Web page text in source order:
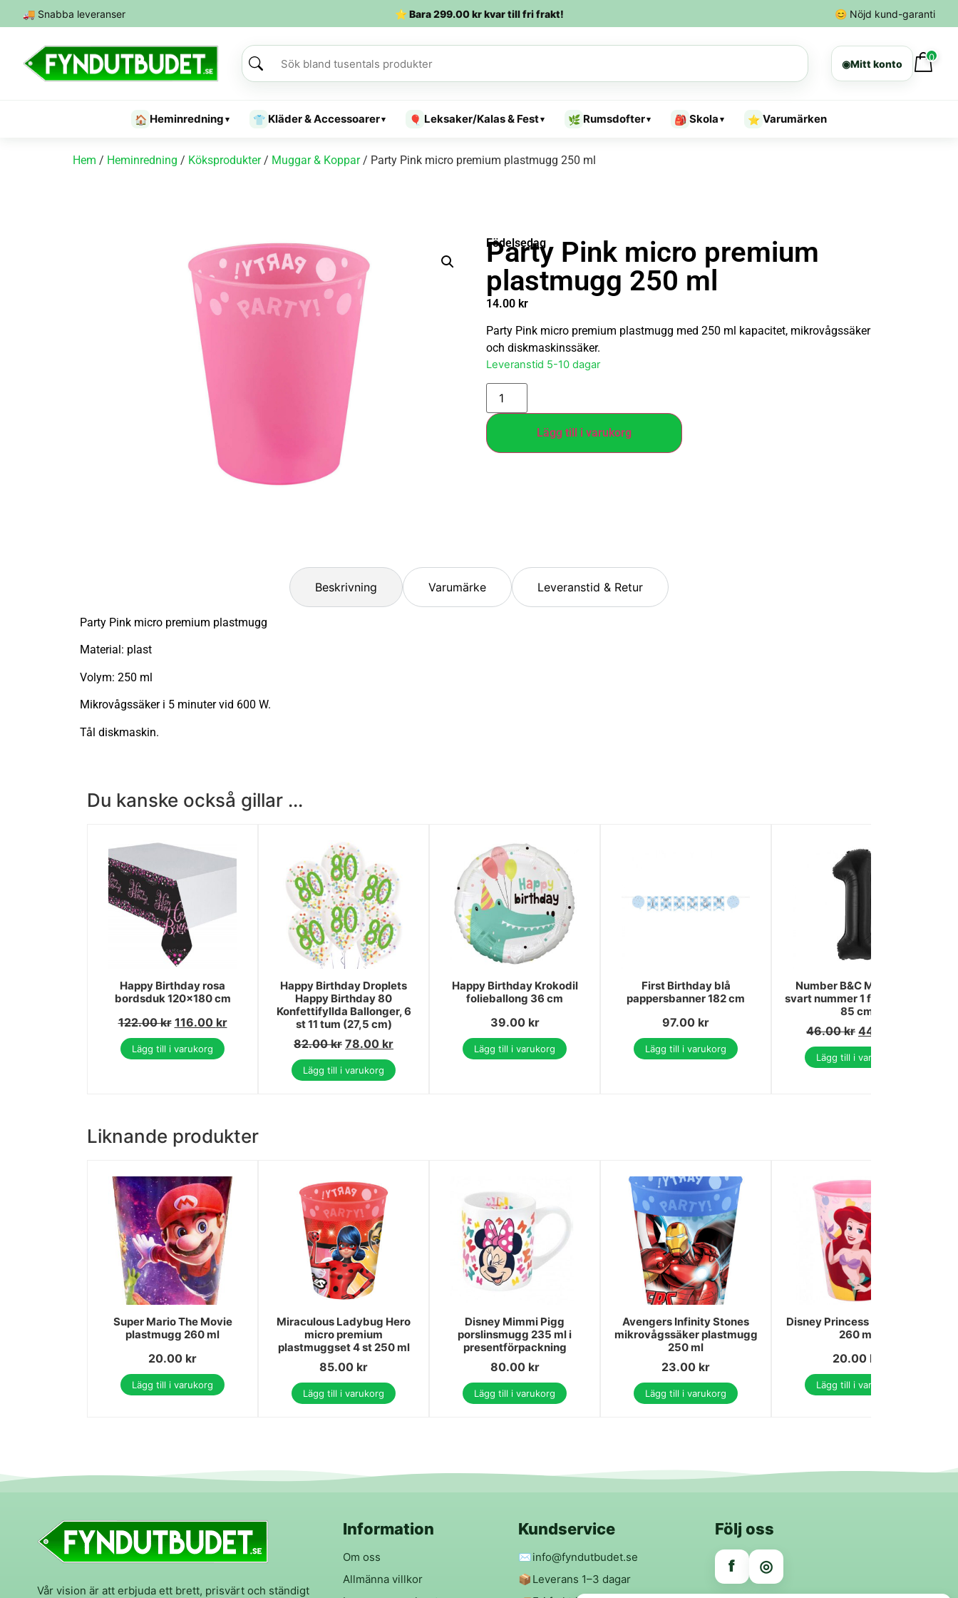
🚚 Snabba leveranser ⭐ Bara299.00krkvar till fri frakt! 😊 Nöjd kund-garanti
◉Mitt konto
0
🏠 Heminredning ▾ 👕 Kläder & Accessoarer▾ 🎈 Leksaker/Kalas & Fest▾ 🌿 Rumsdofter▾ 🎒 Skola ▾ ⭐ Varumärken
Hem / Heminredning / Köksprodukter/ Muggar & Koppar/ Party Pink micro premium plastmugg 250 ml
Födelsedag
Party Pink micro premium
plastmugg 250 ml
14.00 kr
Party Pink micro premium plastmugg med 250 ml kapacitet, mikrovågssäker
och diskmaskinssäker.
Leveranstid 5-10 dagar
Lägg till i varukorg
Beskrivning Varumärke Leveranstid & Retur
Party Pink micro premium plastmugg
Material: plast
Volym: 250 ml
Mikrovågssäker i 5 minuter vid 600 W.
Tål diskmaskin.
Du kanske också gillar ...
Happy Birthday rosa
bordsduk 120x180 cm
122.00kr 116.00 kr
Lägg till i varukorg
Happy Birthday Droplets
Happy Birthday 80
Konfettifyllda Ballonger, 6
st 11 tum (27,5 cm)
82.00kr 78.00 kr
Lägg till i varukorg
Happy Birthday Krokodil
folieballong 36 cm
39.00 kr
Lägg till i varukorg
First Birthday blå
pappersbanner 182 cm
97.00 kr
Lägg till i varukorg
Number B&C Matt svart
svart nummer 1 folieballong
85 cm
46.00kr 44.00
Lägg till i varukorg
Liknande produkter
Super Mario The Movie
plastmugg 260 ml
20.00 kr
Lägg till i varukorg
Miraculous Ladybug Hero
micro premium
plastmuggset 4 st 250 ml
85.00 kr
Lägg till i varukorg
Disney Mimmi Pigg
porslinsmugg 235 ml i
presentförpackning
80.00 kr
Lägg till i varukorg
Avengers Infinity Stones
mikrovågssäker plastmugg
250 ml
23.00 kr
Lägg till i varukorg
Disney Princess plastmugg
260 ml
20.00 kr
Lägg till i varukorg
Vår vision är att erbjuda ett brett, prisvärt och ständigt
Information
Om oss
Allmänna villkor
Kundservice
✉️info@fyndutbudet.se
📦 Leverans 1–3 dagar
Följ oss
f ◎